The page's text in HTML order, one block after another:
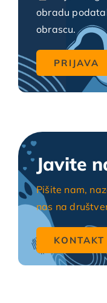
obradu
obrascu.
Javite
Pišite nam,
nas na
KONTAKT